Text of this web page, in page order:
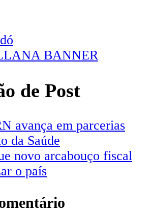
de Post
avança em parcerias
da Saúde
novo arcabouço fiscal
o país